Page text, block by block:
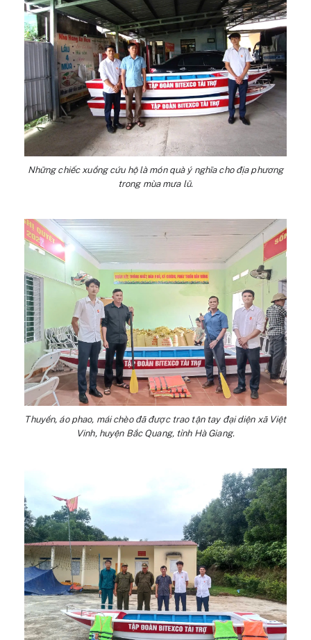
Những chiếc xuồng cứu hộ là món quà ý nghĩa cho địa phương
trong mùa mưa lũ.
Thuyền, áo phao, mái chèo đã được trao tận tay đại diện xã Việt
Vinh, huyện Bắc Quang, tỉnh Hà Giang.